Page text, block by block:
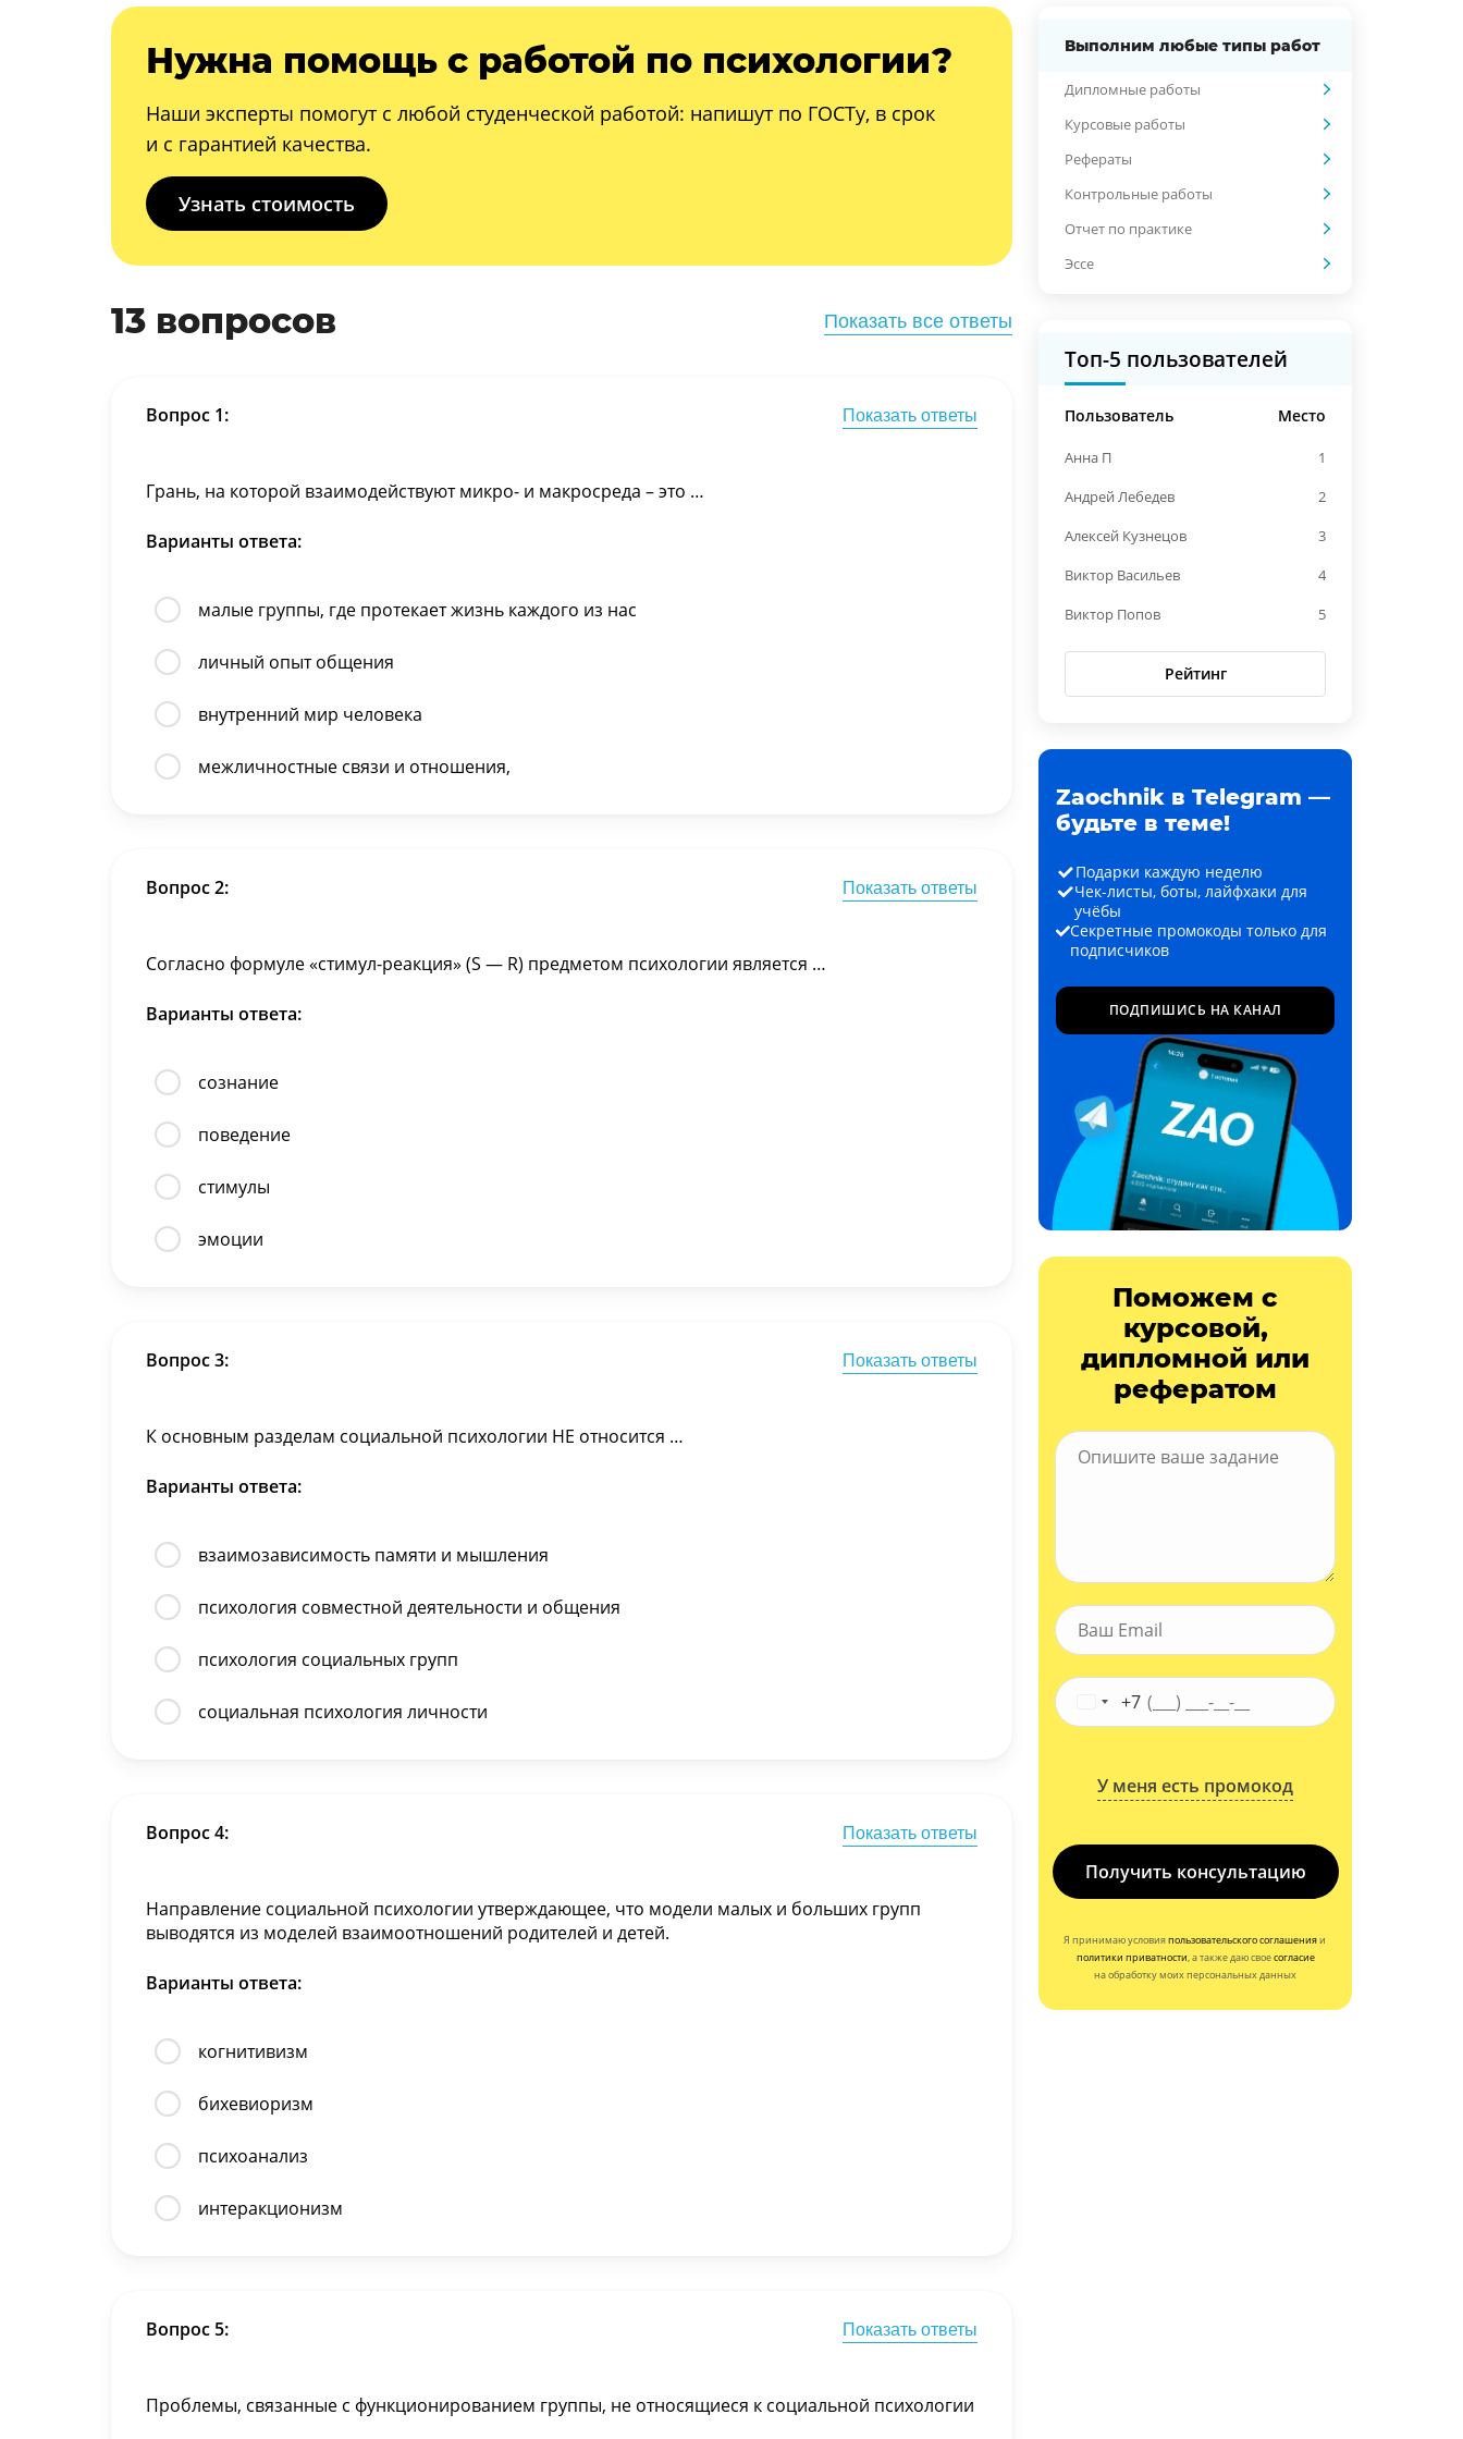
Нужна помощь с работой по психологии?
Наши эксперты помогут с любой студенческой работой: напишут по ГОСТу, в срок
и с гарантией качества.
Узнать стоимость
13 вопросов Показать все ответы
Вопрос 1: Показать ответы
Грань, на которой взаимодействуют микро- и макросреда – это …
Варианты ответа:
малые группы, где протекает жизнь каждого из нас
личный опыт общения
внутренний мир человека
межличностные связи и отношения,
Вопрос 2: Показать ответы
Согласно формуле «стимул-реакция» (S — R) предметом психологии является …
Варианты ответа:
сознание
поведение
стимулы
эмоции
Вопрос 3: Показать ответы
К основным разделам социальной психологии НЕ относится …
Варианты ответа:
взаимозависимость памяти и мышления
психология совместной деятельности и общения
психология социальных групп
социальная психология личности
Вопрос 4: Показать ответы
Направление социальной психологии утверждающее, что модели малых и больших групп
выводятся из моделей взаимоотношений родителей и детей.
Варианты ответа:
когнитивизм
бихевиоризм
психоанализ
интеракционизм
Вопрос 5: Показать ответы
Проблемы, связанные с функционированием группы, не относящиеся к социальной психологии
Выполним любые типы работ
Дипломные работы
Курсовые работы
Рефераты
Контрольные работы
Отчет по практике
Эссе
Топ-5 пользователей
Пользователь Место
Анна П
1
Андрей Лебедев
2
Алексей Кузнецов
3
Виктор Васильев
4
Виктор Попов
5
Рейтинг
Zaochnik в Telegram —
будьте в теме!
Подарки каждую неделю
Чек-листы, боты, лайфхаки для
учёбы
Секретные промокоды только для
подписчиков
ПОДПИШИСЬ НА КАНАЛ
Поможем с
курсовой,
дипломной или
рефератом
+7
У меня есть промокод
Получить консультацию
Я принимаю условияпользовательского соглашенияи
политики приватности, а также даю своесогласие
на обработку моих персональных данных